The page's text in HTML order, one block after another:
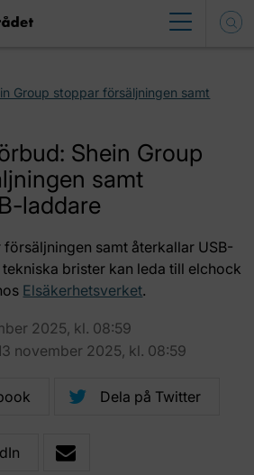
Group stoppar försäljningen samt
Shein Group
samt
laddare
samt återkallar USB-
brister kan leda till elchock
Elsäkerhetsverket.
2025, kl. 08:59
november 2025, kl. 08:59
Dela på Twitter